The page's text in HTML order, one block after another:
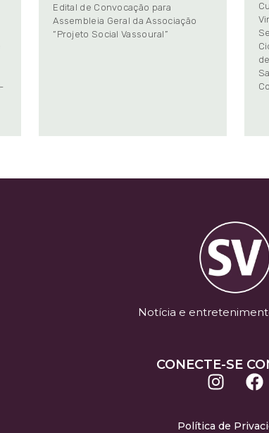
Edital de Convocação para
Assembleia Geral da Associação
“Projeto Social Vassoural”
Notícia e
CONECTE-SE
Política de